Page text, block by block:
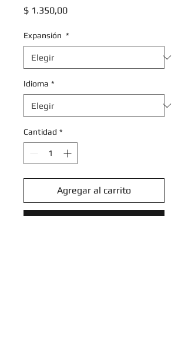
$ 1.350,00Precio
Expansión *
Idioma *
Cantidad *
Agregar al carrito